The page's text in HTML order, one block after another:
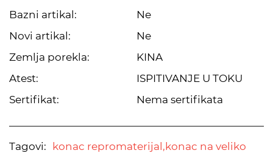
Bazni artikal:
Ne
Novi artikal:
Ne
Zemlja porekla:
KINA
Atest:
ISPITIVANJE U TOKU
Sertifikat:
Nema sertifikata
Tagovi: konac repromaterijal, konac na veliko